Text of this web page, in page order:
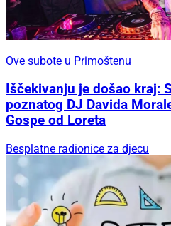
Ove subote u Primoštenu
Iščekivanju je došao kraj:
poznatog DJ Davida
Gospe od Loreta
Besplatne radionice za djecu